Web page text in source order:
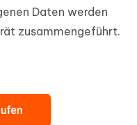
Daten werden
zusammengeführt.